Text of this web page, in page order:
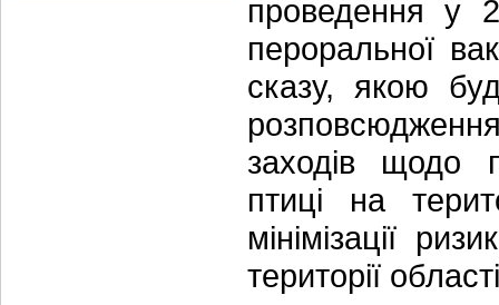
проведення у
пероральної
сказу, якою
заходів щодо
птиці на
мінімізації
території